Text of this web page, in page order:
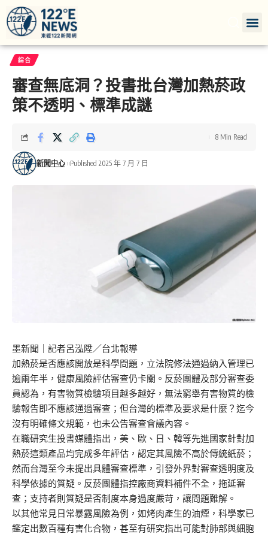
綜合
審查無底洞？投書批台灣加熱菸政
策不透明、標準成謎
新聞中心 Published 2025 年 7 月 7 日
8 Min Read
墨新聞 ｜記者呂泓陞／台北報導
加熱菸是否應該開放是科學問題，立法院修法通過納入管理已
逾兩年半，健康風險評估審查仍卡關。反菸團體及部分審查委
員認為，有害物質檢驗項目越多越好，無法窮舉有害物質的檢
驗報告即不應該通過審查；但台灣的標準及要求是什麼？迄今
沒有明確條文規範，也未公告審查會議內容。
在職研究生投書媒體指出，美、歐、日、韓等先進國家針對加
熱菸這類產品均完成多年評估，認定其風險不高於傳統紙菸；
然而台灣至今未提出具體審查標準，引發外界對審查透明度及
科學依據的質疑。反菸團體指控廠商資料補件不全，拖延審
查；支持者則質疑是否制度本身過度嚴苛，讓問題難解。
以其他常見日常暴露風險為例，如烤肉產生的油煙，科學家已
鑑定出數百種有害化合物，甚至有研究指出可能對肺部與細胞